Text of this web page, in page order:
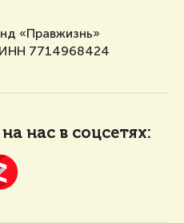
«Правжизнь»
7714968424
нас в соцсетях: